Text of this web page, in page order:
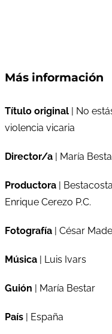
Más información
Título original | No
violencia vicaria
Director/a | María
Productora |
Enrique Cerezo P.C.
Fotografía | César
Música | Luis Ivars
Guión | María Bestar
País | España